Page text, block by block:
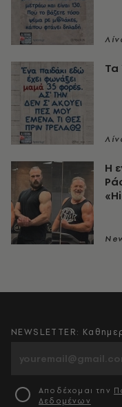
Τα
Η
NEWSLETTER:
Αποδέχομαι την
Δεδομένων